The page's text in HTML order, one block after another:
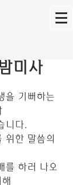
미사
을 기뻐하는
니다.
위한 말씀의
를 하러 나오